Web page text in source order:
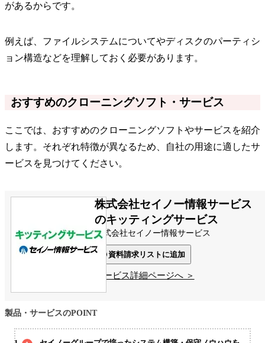
があるからです。
例えば、ファイルシステムについてやディスクのパーティシ
ョン構造などを理解しておく必要があります。
おすすめのクローニングソフト・サービス
ここでは、おすすめのクローニングソフトやサービスを紹介
します。それぞれ特徴が異なるため、自社の用途に適したサ
ービスを見つけてください。
株式会社セイノー情報サービス
のキッティングサービス
株式会社セイノー情報サービス
資料請求リストに追加
サービス詳細ページへ ＞
製品・サービスのPOINT